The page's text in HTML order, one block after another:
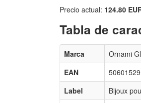
Precio actual: 124.80
Tabla de
Marca
Ornami
EAN
Label
Bijoux